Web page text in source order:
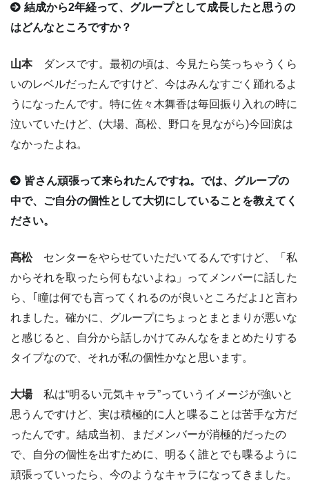
結成から2年経って、グループとして成長したと思うの
はどんなところですか？
山本ダンスです。最初の頃は、今見たら笑っちゃうくら
いのレベルだったんですけど、今はみんなすごく踊れるよ
うになったんです。特に佐々木舞香は毎回振り入れの時に
泣いていたけど、(大場、髙松、野口を見ながら)今回涙は
なかったよね。
皆さん頑張って来られたんですね。では、グループの
中で、ご自分の個性として大切にしていることを教えてく
ださい。
髙松センターをやらせていただいてるんですけど、「私
からそれを取ったら何もないよね」ってメンバーに話した
ら、｢瞳は何でも言ってくれるのが良いところだよ｣と言わ
れました。確かに、グループにちょっとまとまりが悪いな
と感じると、自分から話しかけてみんなをまとめたりする
タイプなので、それが私の個性かなと思います。
大場私は“明るい元気キャラ”っていうイメージが強いと
思うんですけど、実は積極的に人と喋ることは苦手な方だ
ったんです。結成当初、まだメンバーが消極的だったの
で、自分の個性を出すために、明るく誰とでも喋るように
頑張っていったら、今のようなキャラになってきました。